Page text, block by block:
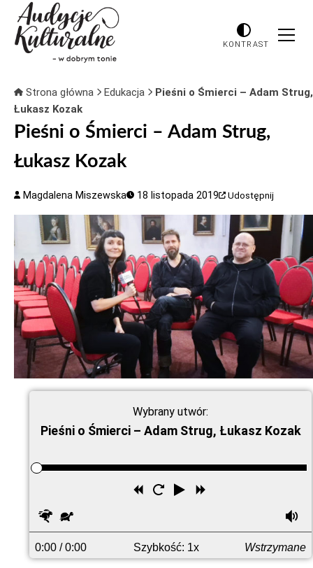
KONTRAST
Strona główna Edukacja
Pieśni o Śmierci – Adam Strug,
Łukasz Kozak
Pieśni o Śmierci – Adam Strug,
Łukasz Kozak
Magdalena Miszewska 18 listopada 2019 Udostępnij
Wybrany utwór:
Pieśni o Śmierci – Adam Strug, Łukasz Kozak
Odtwórz
Uruchom
Przewiń
przodu
Szybciej
0:00 / 0:00 Szybkość: 1x Wstrzymane